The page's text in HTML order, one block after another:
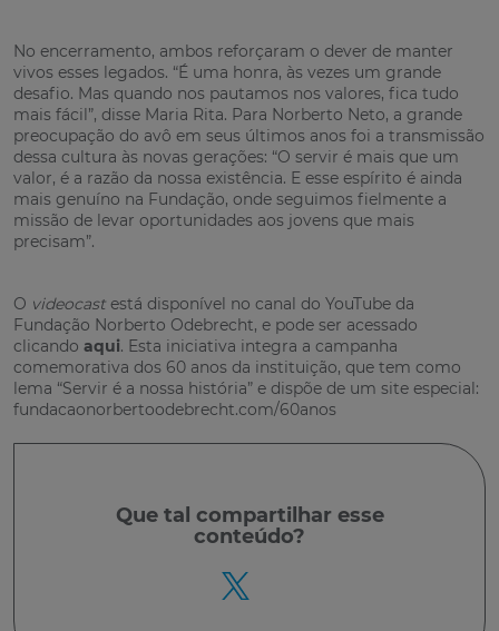
No encerramento, ambos reforçaram o dever de manter
vivos esses legados. “É uma honra, às vezes um grande
desafio. Mas quando nos pautamos nos valores, fica tudo
mais fácil”, disse Maria Rita. Para Norberto Neto, a grande
preocupação do avô em seus últimos anos foi a transmissão
dessa cultura às novas gerações: “O servir é mais que um
valor, é a razão da nossa existência. E esse espírito é ainda
mais genuíno na Fundação, onde seguimos fielmente a
missão de levar oportunidades aos jovens que mais
precisam”.
O videocast está disponível no canal do YouTube da
Fundação Norberto Odebrecht, e pode ser acessado
clicando aqui. Esta iniciativa integra a campanha
comemorativa dos 60 anos da instituição, que tem como
lema “Servir é a nossa história” e dispõe de um site especial:
fundacaonorbertoodebrecht.com/60anos
Que tal compartilhar esse
conteúdo?